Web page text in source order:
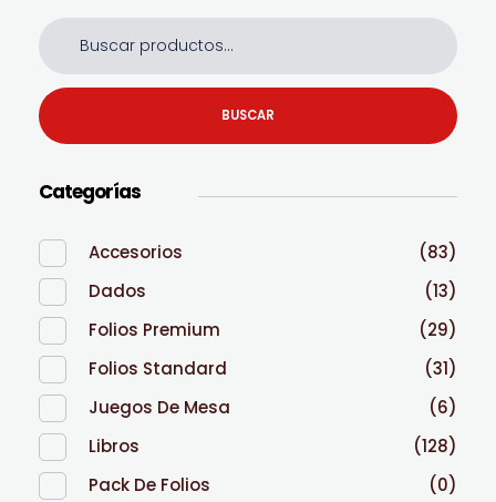
BUSCAR
Categorías
Accesorios
(83)
Dados
(13)
Folios Premium
(29)
Folios Standard
(31)
Juegos De Mesa
(6)
Libros
(128)
Pack De Folios
(0)